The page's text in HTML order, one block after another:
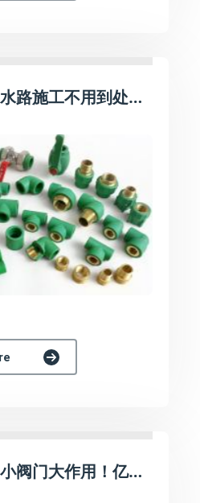
浙江亿帆管道｜水路施工不用到处凑配件！亿帆PPR全套管件规格齐全
浙江亿帆管道｜小阀门大作用！亿帆蝶柄外丝球阀，家装设备通断好搭档